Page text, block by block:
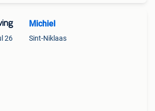
26
Michiel
Sint-Niklaas